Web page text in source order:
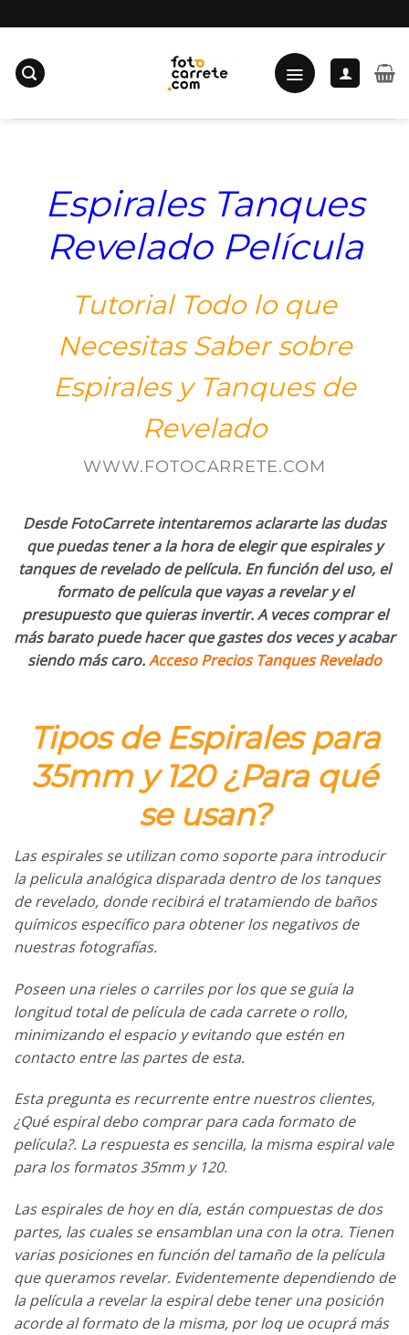
al
contenido
Espirales Tanques
Revelado Película
Tutorial Todo lo que
Necesitas Saber sobre
Espirales y Tanques de
Revelado
WWW.FOTOCARRETE.COM
Desde FotoCarrete intentaremos aclararte las dudas
que puedas tener a la hora de elegir que espirales y
tanques de revelado de película. En función del uso, el
formato de película que vayas a revelar y el
presupuesto que quieras invertir. A veces comprar el
más barato puede hacer que gastes dos veces y acabar
siendo más caro.Acceso Precios Tanques Revelado
Tipos de Espirales para
35mm y 120 ¿Para qué
se usan?
Las espirales se utilizan como soporte para introducir
la pelicula analógica disparada dentro de los tanques
de revelado, donde recibirá el tratamiendo de baños
químicos específico para obtener los negativos de
nuestras fotografías.
Poseen una rieles o carriles por los que se guía la
longitud total de película de cada carrete o rollo,
minimizando el espacio y evitando que estén en
contacto entre las partes de esta.
Esta pregunta es recurrente entre nuestros clientes,
¿Qué espiral debo comprar para cada formato de
película?. La respuesta es sencilla, la misma espiral vale
para los formatos 35mm y 120.
Las espirales de hoy en día, están compuestas de dos
partes, las cuales se ensamblan una con la otra. Tienen
varias posiciones en función del tamaño de la película
que queramos revelar. Evidentemente dependiendo de
la película a revelar la espiral debe tener una posición
acorde al formato de la misma, por loq ue ocuprá más